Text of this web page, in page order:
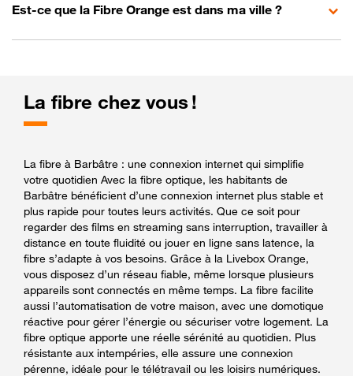
Est-ce que la Fibre Orange est dans ma ville ?
La fibre chez vous !
La fibre à Barbâtre : une connexion internet qui simplifie
votre quotidien Avec la fibre optique, les habitants de
Barbâtre bénéficient d’une connexion internet plus stable et
plus rapide pour toutes leurs activités. Que ce soit pour
regarder des films en streaming sans interruption, travailler à
distance en toute fluidité ou jouer en ligne sans latence, la
fibre s’adapte à vos besoins. Grâce à la Livebox Orange,
vous disposez d’un réseau fiable, même lorsque plusieurs
appareils sont connectés en même temps. La fibre facilite
aussi l’automatisation de votre maison, avec une domotique
réactive pour gérer l’énergie ou sécuriser votre logement. La
fibre optique apporte une réelle sérénité au quotidien. Plus
résistante aux intempéries, elle assure une connexion
pérenne, idéale pour le télétravail ou les loisirs numériques.